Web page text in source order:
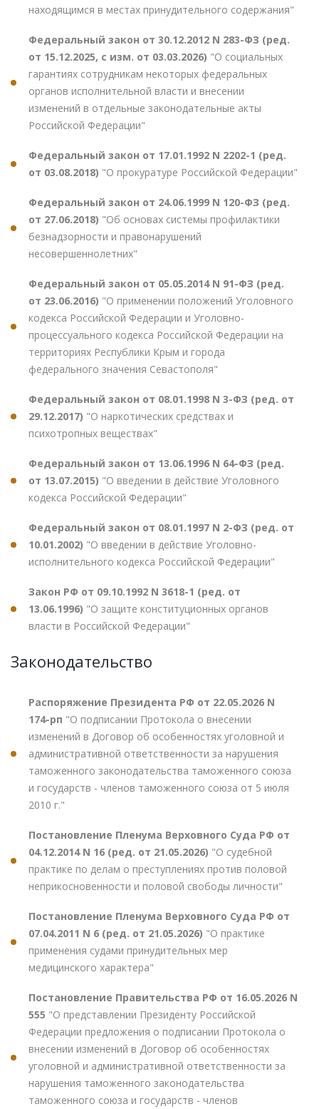
находящимся в местах принудительного содержания"
Федеральный закон от 30.12.2012 N 283-ФЗ (ред.
от 15.12.2025, с изм. от 03.03.2026) "О социальных
гарантиях сотрудникам некоторых федеральных
органов исполнительной власти и внесении
изменений в отдельные законодательные акты
Российской Федерации"
Федеральный закон от 17.01.1992 N 2202-1 (ред.
от 03.08.2018) "О прокуратуре Российской Федерации"
Федеральный закон от 24.06.1999 N 120-ФЗ (ред.
от 27.06.2018) "Об основах системы профилактики
безнадзорности и правонарушений
несовершеннолетних"
Федеральный закон от 05.05.2014 N 91-ФЗ (ред.
от 23.06.2016) "О применении положений Уголовного
кодекса Российской Федерации и Уголовно-
процессуального кодекса Российской Федерации на
территориях Республики Крым и города
федерального значения Севастополя"
Федеральный закон от 08.01.1998 N 3-ФЗ (ред. от
29.12.2017) "О наркотических средствах и
психотропных веществах"
Федеральный закон от 13.06.1996 N 64-ФЗ (ред.
от 13.07.2015) "О введении в действие Уголовного
кодекса Российской Федерации"
Федеральный закон от 08.01.1997 N 2-ФЗ (ред. от
10.01.2002) "О введении в действие Уголовно-
исполнительного кодекса Российской Федерации"
Закон РФ от 09.10.1992 N 3618-1 (ред. от
13.06.1996) "О защите конституционных органов
власти в Российской Федерации"
Законодательство
Распоряжение Президента РФ от 22.05.2026 N
174-рп "О подписании Протокола о внесении
изменений в Договор об особенностях уголовной и
административной ответственности за нарушения
таможенного законодательства таможенного союза
и государств - членов таможенного союза от 5 июля
2010 г."
Постановление Пленума Верховного Суда РФ от
04.12.2014 N 16 (ред. от 21.05.2026) "О судебной
практике по делам о преступлениях против половой
неприкосновенности и половой свободы личности"
Постановление Пленума Верховного Суда РФ от
07.04.2011 N 6 (ред. от 21.05.2026) "О практике
применения судами принудительных мер
медицинского характера"
Постановление Правительства РФ от 16.05.2026 N
555 "О представлении Президенту Российской
Федерации предложения о подписании Протокола о
внесении изменений в Договор об особенностях
уголовной и административной ответственности за
нарушения таможенного законодательства
таможенного союза и государств - членов